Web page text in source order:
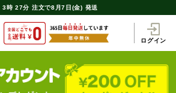
3時 27分 注文で8月7日(金) 発送
ログイン